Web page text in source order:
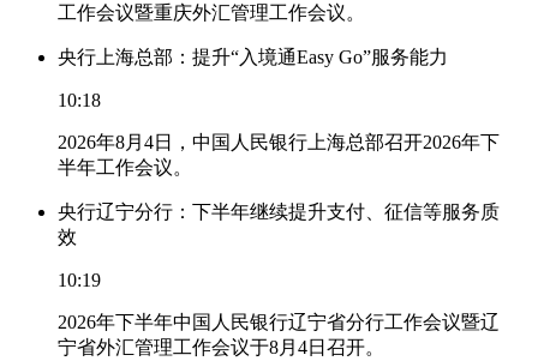
工作会议暨重庆外汇管理工作会议。
央行上海总部：提升“入境通Easy Go”服务能力
10:18
2026年8月4日，中国人民银行上海总部召开2026年下
半年工作会议。
央行辽宁分行：下半年继续提升支付、征信等服务质
效
10:19
2026年下半年中国人民银行辽宁省分行工作会议暨辽
宁省外汇管理工作会议于8月4日召开。